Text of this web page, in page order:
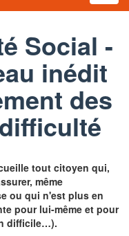
Social -
inédit
des
tout citoyen qui,
même
ou qui n'est plus en
pour lui-même et pour
difficile…).